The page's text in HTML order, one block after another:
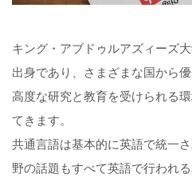
キング・アブドゥルアズィーズ
出身であり、さまざまな国から
高度な研究と教育を受けられる
てきます。
共通言語は基本的に英語で統一
野の話題もすべて英語で行われ